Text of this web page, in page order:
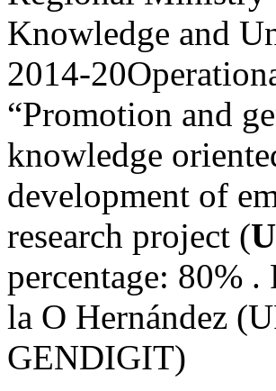
Knowledge and
2014-
“Promotion and
knowledge
development of
research project (
percentage: 80%
la O Hernández
GENDIGIT)